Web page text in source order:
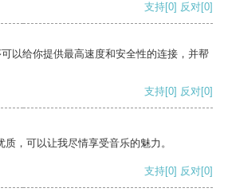
支持[0] 反对[0]
以给你提供最高速度和安全性的连接，并帮
支持[0] 反对[0]
，可以让我尽情享受音乐的魅力。
支持[0] 反对[0]